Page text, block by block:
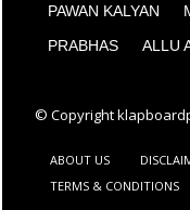
PAWAN KALYAN
PRABHAS
ALLU
© Copyright
ABOUT US
TERMS & CONDITIONS